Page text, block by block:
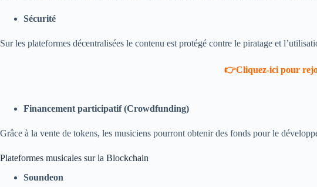
Sécurité
Sur les plateformes décentralisées le contenu est protégé contre le piratage et
👉Cliquez-ici pour
Financement participatif (Crowdfunding)
Grâce à la vente de tokens, les musiciens pourront obtenir des fonds pour le
Plateformes musicales sur la Blockchain
Soundeon